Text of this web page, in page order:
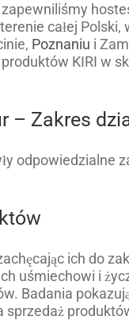
całej Polski,
Poznaniu i
KIRI w
– Zakres
odpowiedzialne
ich do
uśmiechowi i
Badania
sprzedaż